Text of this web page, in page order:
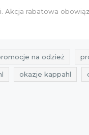
. Akcja rabatowa
na odzież
okazje kappahl